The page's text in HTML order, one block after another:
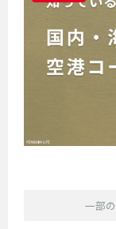
一部